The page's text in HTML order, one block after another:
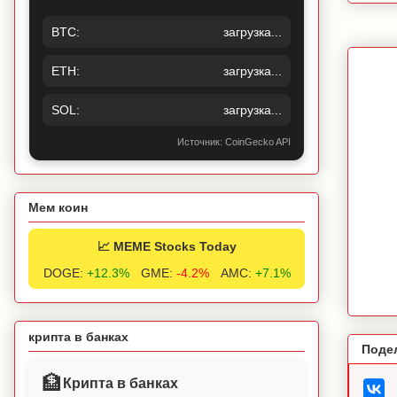
BTC: загрузка...
ETH: загрузка...
SOL: загрузка...
Источник: CoinGecko API
Мем коин
📈 MEME Stocks Today
DOGE: +12.3% GME: -4.2% AMC: +7.1%
крипта в банках
🏦 Крипта в банках